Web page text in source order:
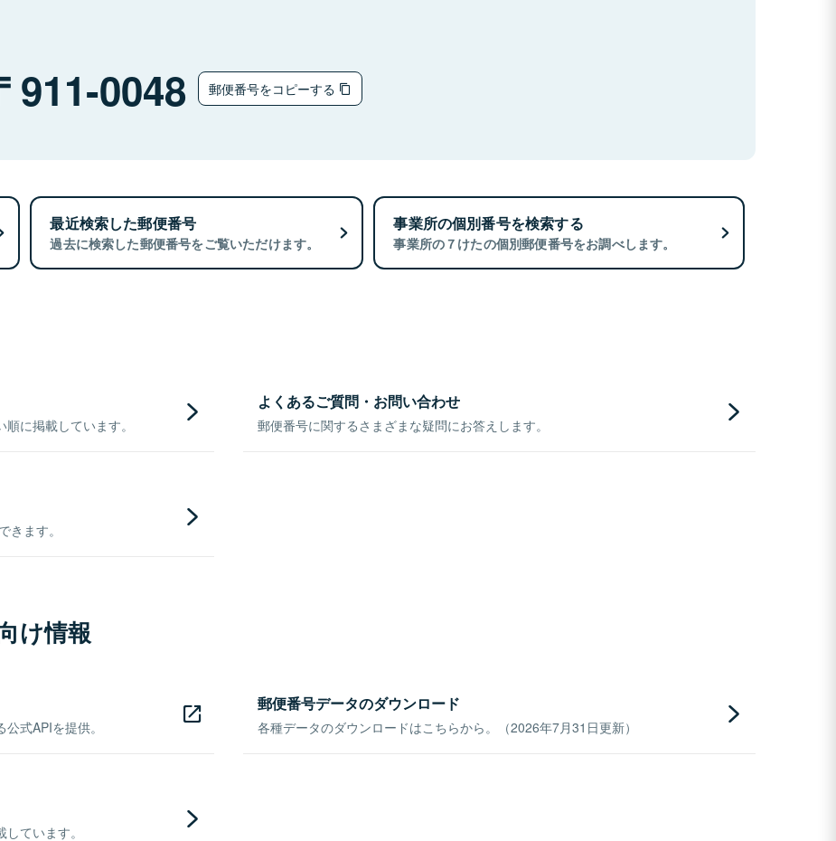
911-0048 郵便番号をコピーする
最近検索した郵便番号
過去に検索した郵便番号をご覧いただけます。
事業所の個別番号を検索する
事業所の７けたの個別郵便番号をお調べします。
に掲載しています。
よくあるご質問・お問い合わせ
郵便番号に関するさまざまな疑問にお答えします。
ます。
け情報
式APIを提供。
郵便番号データのダウンロード
各種データのダウンロードはこちらから。（2026年7月31日更新）
ています。